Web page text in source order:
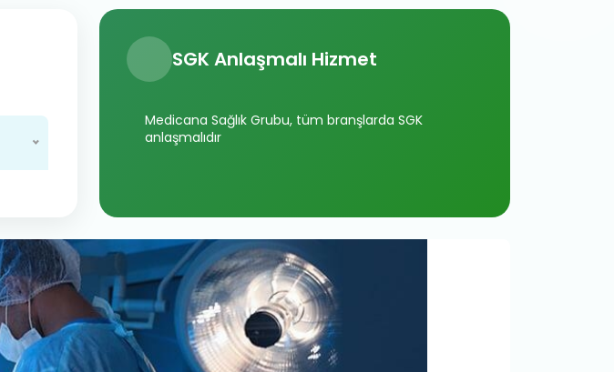
SGK Anlaşmalı Hizmet
Medicana Sağlık Grubu, tüm branşlarda SGK
anlaşmalıdır